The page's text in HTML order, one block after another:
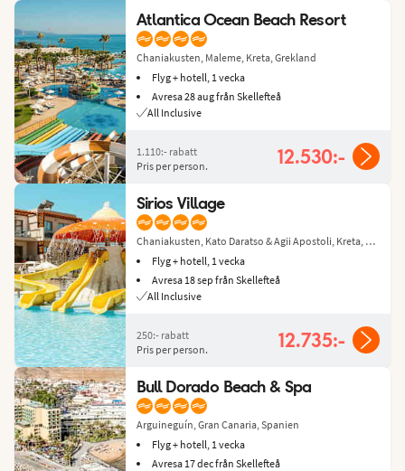
Atlantica Ocean Beach Resort
Chaniakusten, Maleme, Kreta, Grekland
Flyg + hotell, 1 vecka
Avresa 28 aug från Skellefteå
All Inclusive
1.110:- rabatt
Pris per person.
12.530:-
Sirios Village
Chaniakusten, Kato Daratso & Agii Apostoli, Kreta, Grekland
Flyg + hotell, 1 vecka
Avresa 18 sep från Skellefteå
All Inclusive
250:- rabatt
Pris per person.
12.735:-
Bull Dorado Beach & Spa
Arguineguín, Gran Canaria, Spanien
Flyg + hotell, 1 vecka
Avresa 17 dec från Skellefteå